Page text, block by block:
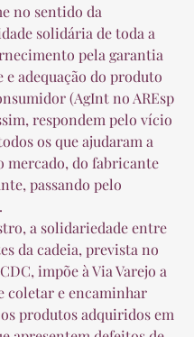
no sentido da
solidária de toda a
pela garantia
e adequação do produto
(AgInt no AREsp
respondem pelo vício
os que ajudaram a
mercado, do fabricante
passando pelo
a solidariedade entre
da cadeia, prevista no
impõe à Via Varejo a
coletar e encaminhar
produtos adquiridos em